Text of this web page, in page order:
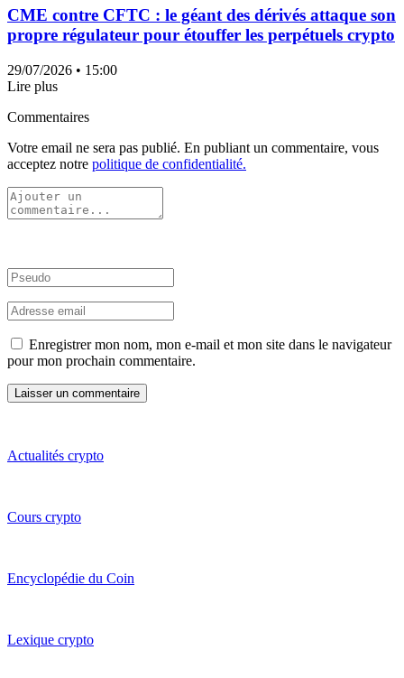
CME contre CFTC : le géant des dérivés attaque son
propre régulateur pour étouffer les perpétuels crypto
29/07/2026 • 15:00
Lire plus
Commentaires
Votre email ne sera pas publié. En publiant un commentaire, vous
acceptez notre politique de confidentialité.
Enregistrer mon nom, mon e-mail et mon site dans le navigateur
pour mon prochain commentaire.
Actualités crypto
Cours crypto
Encyclopédie du Coin
Lexique crypto